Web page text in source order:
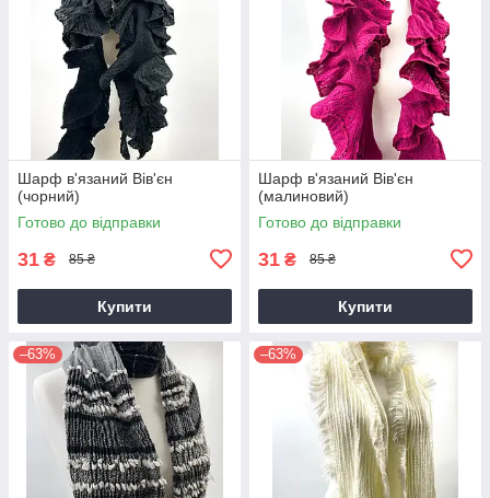
Шарф в'язаний Вів'єн
(чорний)
Готово до відправки
31 ₴ 85 ₴
Купити
Шарф в'язаний Вів'єн
(малиновий)
Готово до відправки
31 ₴ 85 ₴
Купити
–63% –63%